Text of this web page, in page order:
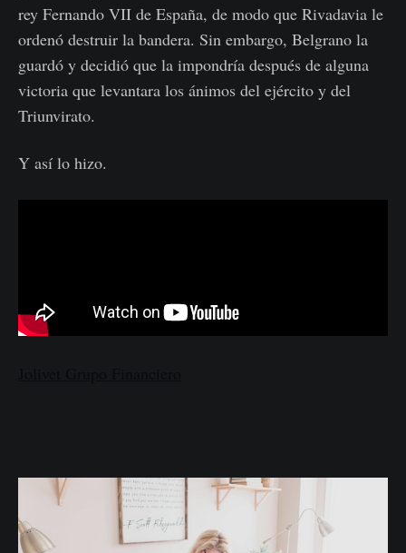
rey Fernando VII de España, de modo que Rivadavia le
ordenó destruir la bandera. Sin embargo, Belgrano la
guardó y decidió que la impondría después de alguna
victoria que levantara los ánimos del ejército y del
Triunvirato.
Y así lo hizo.